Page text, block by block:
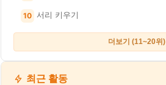
10 서리 키우기
더보기 (11~20위)
최근 활동